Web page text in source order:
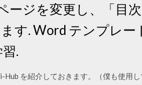
ージを変更し、「目
す. Word テンプレー
.
を紹介しておきます。（僕も使用